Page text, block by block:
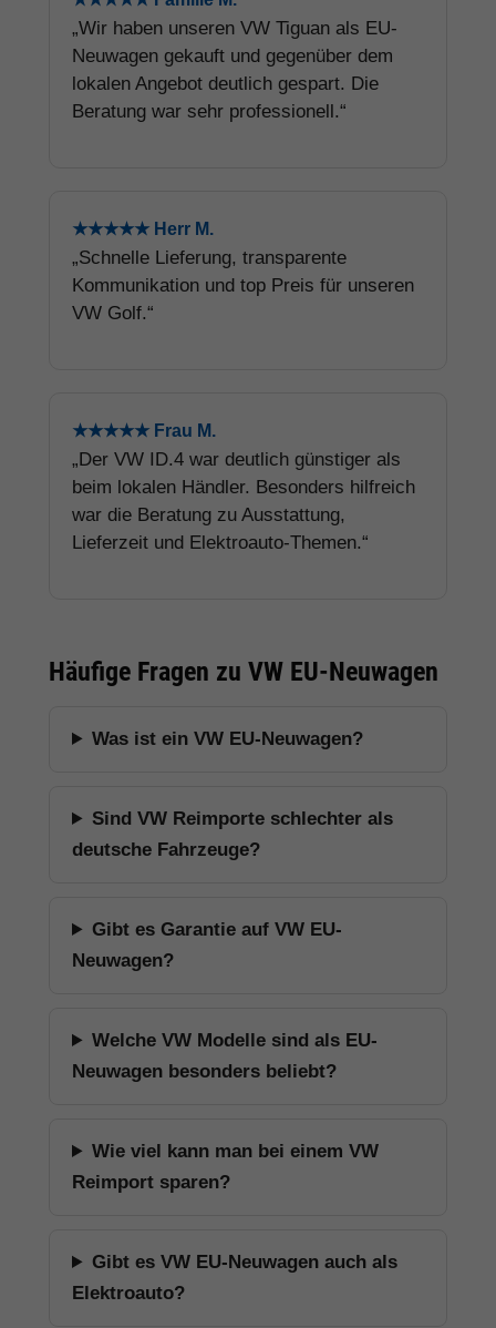
„Wir haben unseren VW Tiguan als EU-
Neuwagen gekauft und gegenüber dem
lokalen Angebot deutlich gespart. Die
Beratung war sehr professionell.“
★★★★★ Herr M.
„Schnelle Lieferung, transparente
Kommunikation und top Preis für unseren
VW Golf.“
★★★★★ Frau M.
„Der VW ID.4 war deutlich günstiger als
beim lokalen Händler. Besonders hilfreich
war die Beratung zu Ausstattung,
Lieferzeit und Elektroauto-Themen.“
Häufige Fragen zu VW EU-Neuwagen
Was ist ein VW EU-Neuwagen?
Sind VW Reimporte schlechter als
deutsche Fahrzeuge?
Gibt es Garantie auf VW EU-
Neuwagen?
Welche VW Modelle sind als EU-
Neuwagen besonders beliebt?
Wie viel kann man bei einem VW
Reimport sparen?
Gibt es VW EU-Neuwagen auch als
Elektroauto?